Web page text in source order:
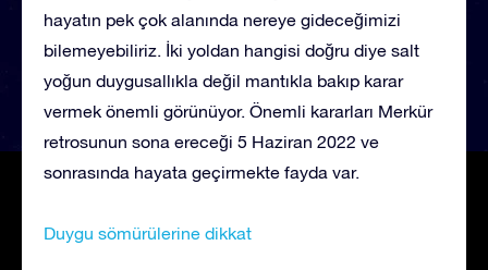
hayatın pek çok alanında nereye gideceğimizi
bilemeyebiliriz. İki yoldan hangisi doğru diye salt
yoğun duygusallıkla değil mantıkla bakıp karar
vermek önemli görünüyor. Önemli kararları Merkür
retrosunun sona ereceği 5 Haziran 2022 ve
sonrasında hayata geçirmekte fayda var.
Duygu sömürülerine dikkat